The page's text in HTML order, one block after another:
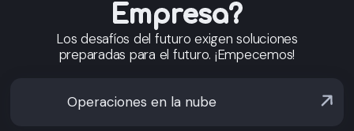
Empresa?
Los desafíos del futuro exigen soluciones
preparadas para el futuro. ¡Empecemos!
Operaciones en la nube